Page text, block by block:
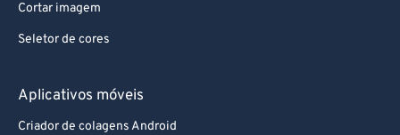
Cortar imagem
Seletor de cores
Aplicativos móveis
Criador de colagens Android